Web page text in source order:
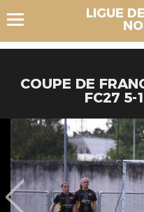
LIGUE
COUPE DE
FC27 5-